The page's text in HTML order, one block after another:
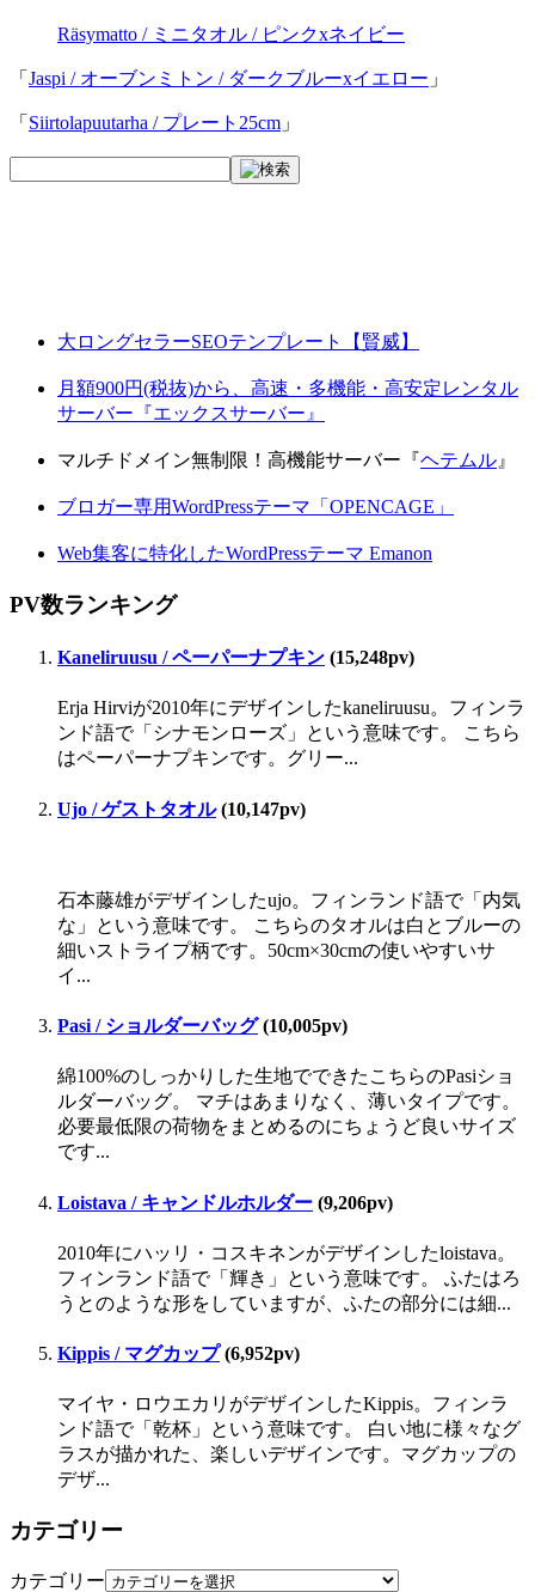
Räsymatto / ミニタオル / ピンクxネイビー
「 Jaspi / オーブンミトン / ダークブルーxイエロー 」
「 Siirtolapuutarha / プレート25cm 」
大ロングセラーSEOテンプレート【賢威】
月額900円(税抜)から、高速・多機能・高安定レンタル
サーバー『エックスサーバー』
マルチドメイン無制限！高機能サーバー『ヘテムル 』
ブロガー専用WordPressテーマ「OPENCAGE」
Web集客に特化したWordPressテーマ Emanon
PV数ランキング
Kaneliruusu / ペーパーナプキン (15,248pv)
Erja Hirviが2010年にデザインしたkaneliruusu。フィンラ
ンド語で「シナモンローズ」という意味です。 こちら
はペーパーナプキンです。グリー...
Ujo / ゲストタオル(10,147pv)
石本藤雄がデザインしたujo。フィンランド語で「内気
な」という意味です。 こちらのタオルは白とブルーの
細いストライプ柄です。50cm×30cmの使いやすいサ
イ...
Pasi / ショルダーバッグ(10,005pv)
綿100%のしっかりした生地でできたこちらのPasiショ
ルダーバッグ。 マチはあまりなく、薄いタイプです。
必要最低限の荷物をまとめるのにちょうど良いサイズ
です...
Loistava / キャンドルホルダー (9,206pv)
2010年にハッリ・コスキネンがデザインしたloistava。
フィンランド語で「輝き」という意味です。 ふたはろ
うとのような形をしていますが、ふたの部分には細...
Kippis / マグカップ(6,952pv)
マイヤ・ロウエカリがデザインしたKippis。フィンラ
ンド語で「乾杯」という意味です。 白い地に様々なグ
ラスが描かれた、楽しいデザインです。マグカップの
デザ...
カテゴリー
カテゴリー